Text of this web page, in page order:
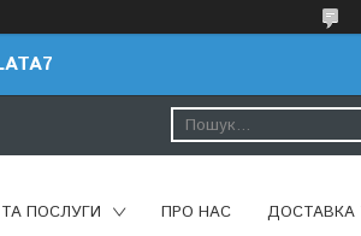
ПОСЛУГИ ПРО НАС ДОСТАВКА